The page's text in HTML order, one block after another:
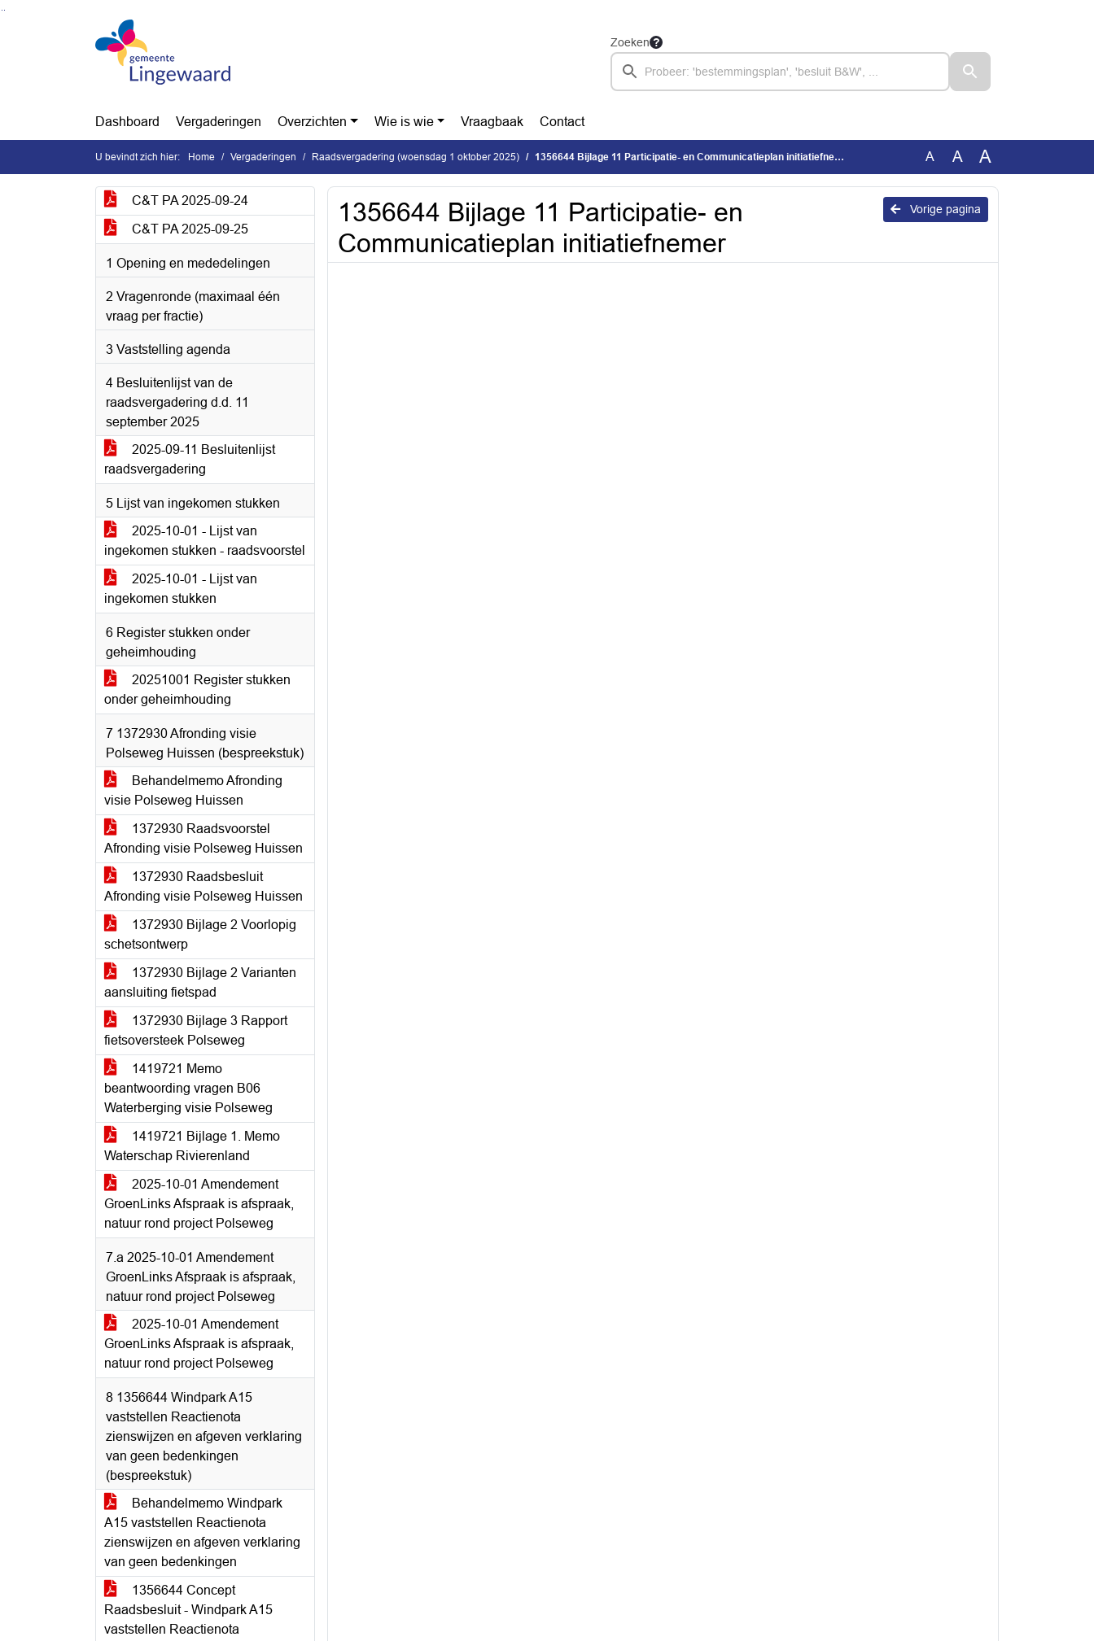
Ga naar de inhoud van deze pagina
Zoeken
Dashboard Vergaderingen Overzichten Wie is wie Vraagbaak Contact
U bevindt zich hier: Home Vergaderingen Raadsvergadering (woensdag 1 oktober 2025) 1356644 Bijlage 11 Participatie- en Communicatieplan initiatiefnemer A A A
C&T PA 2025-09-24
C&T PA 2025-09-25
1 Opening en mededelingen
2 Vragenronde (maximaal één
vraag per fractie)
3 Vaststelling agenda
4 Besluitenlijst van de
raadsvergadering d.d. 11
september 2025
2025-09-11 Besluitenlijst
raadsvergadering
5 Lijst van ingekomen stukken
2025-10-01 - Lijst van
ingekomen stukken - raadsvoorstel
2025-10-01 - Lijst van
ingekomen stukken
6 Register stukken onder
geheimhouding
20251001 Register stukken
onder geheimhouding
7 1372930 Afronding visie
Polseweg Huissen (bespreekstuk)
Behandelmemo Afronding
visie Polseweg Huissen
1372930 Raadsvoorstel
Afronding visie Polseweg Huissen
1372930 Raadsbesluit
Afronding visie Polseweg Huissen
1372930 Bijlage 2 Voorlopig
schetsontwerp
1372930 Bijlage 2 Varianten
aansluiting fietspad
1372930 Bijlage 3 Rapport
fietsoversteek Polseweg
1419721 Memo
beantwoording vragen B06
Waterberging visie Polseweg
1419721 Bijlage 1. Memo
Waterschap Rivierenland
2025-10-01 Amendement
GroenLinks Afspraak is afspraak,
natuur rond project Polseweg
7.a 2025-10-01 Amendement
GroenLinks Afspraak is afspraak,
natuur rond project Polseweg
2025-10-01 Amendement
GroenLinks Afspraak is afspraak,
natuur rond project Polseweg
8 1356644 Windpark A15
vaststellen Reactienota
zienswijzen en afgeven verklaring
van geen bedenkingen
(bespreekstuk)
Behandelmemo Windpark
A15 vaststellen Reactienota
zienswijzen en afgeven verklaring
van geen bedenkingen
1356644 Concept
Raadsbesluit - Windpark A15
vaststellen Reactienota
Vorige pagina
1356644 Bijlage 11 Participatie- en
Communicatieplan initiatiefnemer